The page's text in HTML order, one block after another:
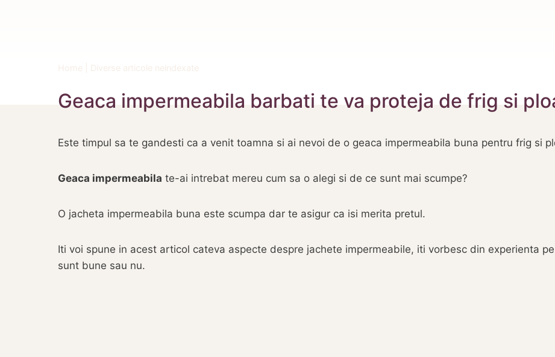
Home Diverse articole neindexate
Geaca impermeabila barbati te va proteja de frig si
Este timpul sa te gandesti ca a venit toamna si ai nevoi de o geaca impermeabila buna pentru frig si
Geaca impermeabila te-ai intrebat mereu cum sa o alegi si de ce sunt mai scumpe?
O jacheta impermeabila buna este scumpa dar te asigur ca isi merita pretul.
Iti voi spune in acest articol cateva aspecte despre jachete impermeabile, iti vorbesc din experienta
sunt bune sau nu.